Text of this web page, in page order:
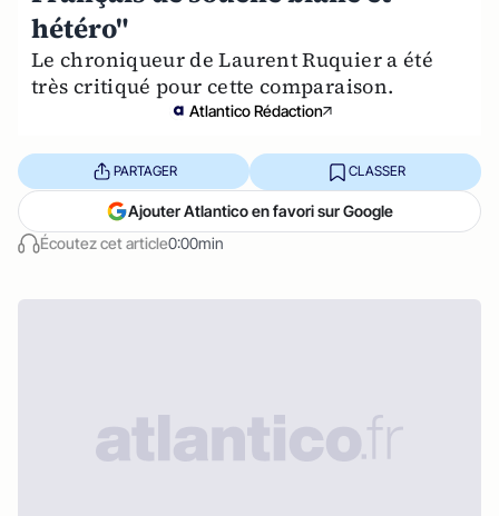
hétéro"
Le chroniqueur de Laurent Ruquier a été
très critiqué pour cette comparaison.
Atlantico Rédaction
Écoutez cet article0:00min
PARTAGER CLASSER
Ajouter Atlantico en favori sur Google